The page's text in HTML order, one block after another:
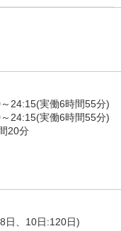
24:15(実働6時間55分)
24:15(実働6時間55分)
20分
日、10日:120日)